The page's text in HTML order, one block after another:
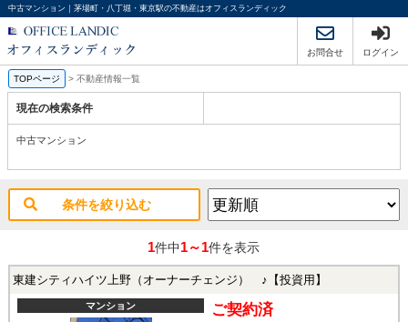
中古マンション｜茅場町・八丁堀・東京駅の不動産はオフィスランディック
お問合せ ログイン
TOPページ > 不動産情報一覧
現在の検索条件
中古マンション
条件を絞り込む
1件中1～1件を表示
東建シティハイツ上野（オーナーチェンジ） ♪【投資用】
マンション ご契約済